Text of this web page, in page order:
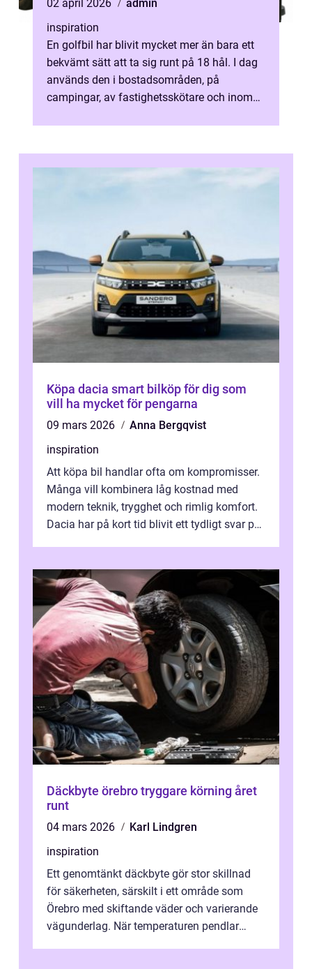
02 april 2026
admin
inspiration
En golfbil har blivit mycket mer än bara ett
bekvämt sätt att ta sig runt på 18 hål. I dag
används den i bostadsområden, på
campingar, av fastighetsskötare och inom
Köpa dacia smart bilköp för dig som
vill ha mycket för pengarna
09 mars 2026
Anna Bergqvist
inspiration
Att köpa bil handlar ofta om kompromisser.
Många vill kombinera låg kostnad med
modern teknik, trygghet och rimlig komfort.
Dacia har på kort tid blivit ett tydligt svar på
Däckbyte örebro tryggare körning året
runt
04 mars 2026
Karl Lindgren
inspiration
Ett genomtänkt däckbyte gör stor skillnad
för säkerheten, särskilt i ett område som
Örebro med skiftande väder och varierande
vägunderlag. När temperaturen pendlar